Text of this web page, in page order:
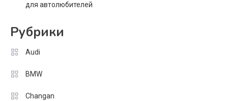
для автолюбителей
Рубрики
Audi
BMW
Changan